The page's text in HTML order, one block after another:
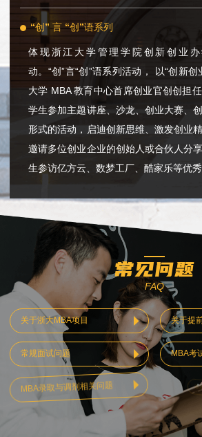
“创” 言 “创”语系列
体现浙江大学管理学院创新创业
动。“创”言“创”语系列活动， 以“创新
大学 MBA 教育中心首席创业官创创担
学生参加主题讲座、沙龙、创业大赛、
形式的活动，启迪创新思维、激发创业
邀请多位创业企业的创始人或合伙人分
生参访亿方云、数梦工厂、酷家乐等优秀
常见问题
FAQ
关于浙大MBA项目 关于提
常规面试问题 MBA考
MBA录取与调剂相关问题 港澳台